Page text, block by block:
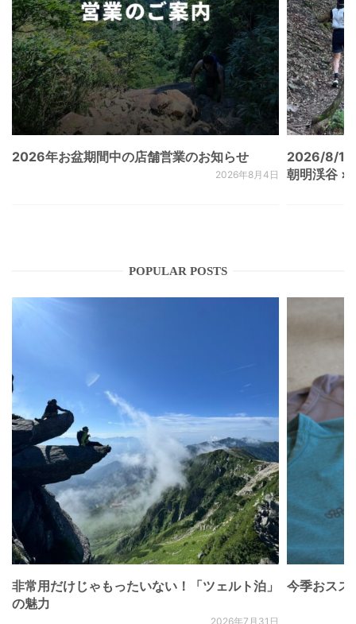
2026年お盆期間中の店舗営業のお知らせ
2026年8月4日
2026/8/
朝明渓谷 ×
POPULAR POSTS
非常用だけじゃもったいない！「ツェルト泊」
の魅力
2026年7月31日
今季おスス